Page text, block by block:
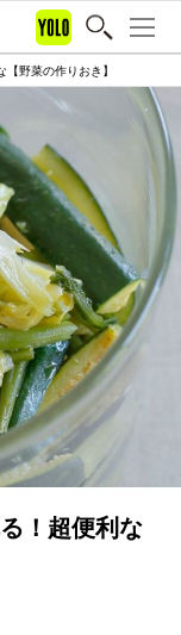
野菜の作りおき】
！超便利な